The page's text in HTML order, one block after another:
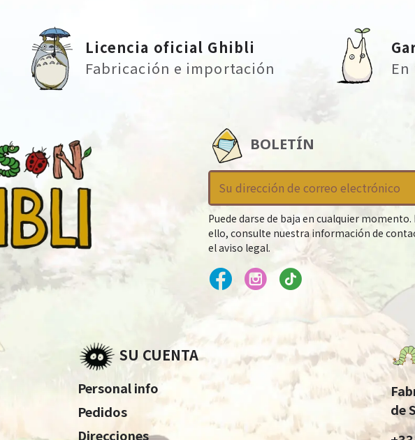
Licencia oficial Ghibli
Fabricación e importación
BOLETÍN
Puede darse de baja en cualquier momento.
ello, consulte nuestra información de
el aviso legal.
SU CUENTA
Personal info
Pedidos
Direcciones
de